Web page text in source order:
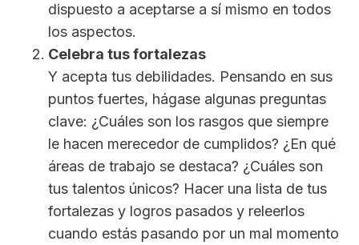
dispuesto a aceptarse a sí mismo en todos
los aspectos.
Celebra tus fortalezas
Y acepta tus debilidades. Pensando en sus
puntos fuertes, hágase algunas preguntas
clave: ¿Cuáles son los rasgos que siempre
le hacen merecedor de cumplidos? ¿En qué
áreas de trabajo se destaca? ¿Cuáles son
tus talentos únicos? Hacer una lista de tus
fortalezas y logros pasados ​​y releerlos
cuando estás pasando por un mal momento